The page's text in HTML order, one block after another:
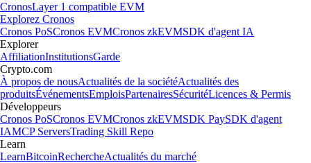
CronosLayer 1 compatible EVM
Explorez Cronos
Cronos PoSCronos EVMCronos zkEVMSDK d'agent IA
Explorer
AffiliationInstitutionsGarde
Crypto.com
À propos de nousActualités de la sociétéActualités des
produitsÉvénementsEmploisPartenairesSécuritéLicences & Permis
Développeurs
Cronos PoSCronos EVMCronos zkEVMSDK PaySDK d'agent
IAMCP ServersTrading Skill Repo
Learn
LearnBitcoinRechercheActualités du marché